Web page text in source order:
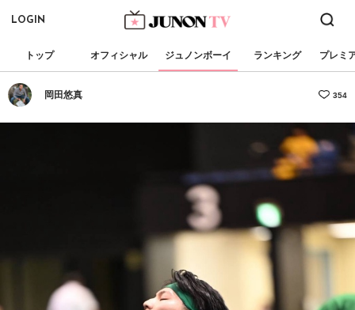
LOGIN
トップ オフィシャル ジュノンボーイ ランキング プレミ
岡田悠真 354